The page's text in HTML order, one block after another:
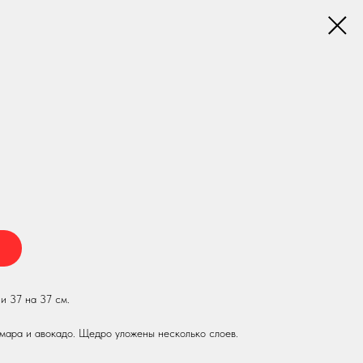
37 на 37 см.
и авокадо. Щедро уложены несколько слоев.